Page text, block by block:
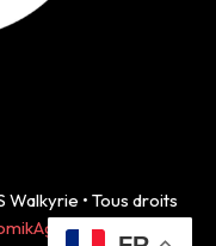
• Tous droits